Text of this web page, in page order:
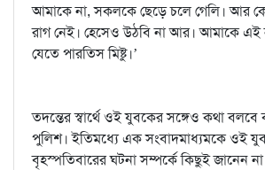
আমাকে না, সকলকে ছেড়ে চলে গেলি। আর
রাগ নেই। হেসেও উঠবি না আর। আমাকে এই
যেতে পারতিস মিষ্টু।’
তদন্তের স্বার্থে ওই যুবকের সঙ্গেও কথা বলবে
পুলিশ। ইতিমধ্যে এক সংবাদমাধ্যমকে ওই
বৃহস্পতিবারের ঘটনা সম্পর্কে কিছুই জানেন